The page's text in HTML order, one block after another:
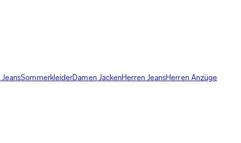
SommerkleiderDamen JackenHerren JeansHerren Anzüge